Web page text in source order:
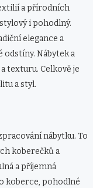
a přírodních
i pohodlný.
elegance a
Nábytek a
texturu. Celkově je
a styl.
nábytku. To
koberečků a
a příjemná
koberce, pohodlné